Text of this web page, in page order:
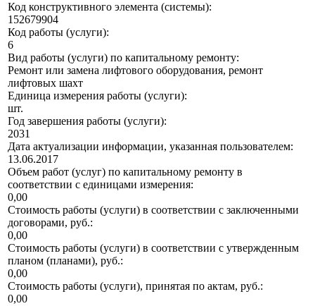
Код конструктивного элемента (системы):
152679904
Код работы (услуги):
6
Вид работы (услуги) по капитальному ремонту:
Ремонт или замена лифтового оборудования, ремонт
лифтовых шахт
Единица измерения работы (услуги):
шт.
Год завершения работы (услуги):
2031
Дата актуализации информации, указанная пользователем:
13.06.2017
Объем работ (услуг) по капитальному ремонту в
соответствии с единицами измерения:
0,00
Стоимость работы (услуги) в соответствии с заключенными
договорами, руб.:
0,00
Стоимость работы (услуги) в соответствии с утвержденным
планом (планами), руб.:
0,00
Стоимость работы (услуги), принятая по актам, руб.:
0,00